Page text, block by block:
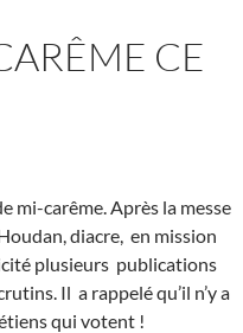
CE
mi-carême. Après la messe
diacre, en mission
plusieurs publications
Il a rappelé qu’il n’y a
qui votent !